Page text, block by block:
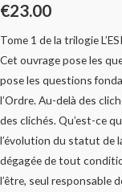
€23.00
Tome 1 de la trilogie
Cet ouvrage pose les
pose les questions
l’Ordre. Au-delà des
des clichés. Qu’est-ce
l’évolution du statut de
dégagée de tout
l’être, seul responsable